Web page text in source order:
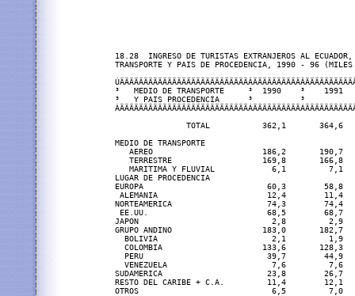
18.28  INGRESO DE TURISTAS EXTRANJEROS AL ECUADOR,
TRANSPORTE Y PAIS DE PROCEDENCIA, 1990 - 96 (MILES
³   MEDIO DE TRANSPORTE     ³  1990    ³
³   Y PAIS PROCEDENCIA      ³
TOTAL           362,1       364,6
MEDIO DE TRANSPORTE
AEREO                       186,2       190,7
TERRESTRE                   169,8       166,8
MARITIMA Y FLUVIAL            6,1         7,1
LUGAR DE PROCEDENCIA
EUROPA                          60,3
ALEMANIA                       12,4
NORTEAMERICA                    74,3
EE.UU.                         68,5        68,7
JAPON                            2,8
GRUPO ANDINO                   183,0
BOLIVIA                        2,1         1,9
COLOMBIA                     133,6       128,3
PERU                          39,7        44,9
VENEZUELA                      7,6         7,6
SUDAMERICA                      23,8
RESTO DEL CARIBE + C.A.         11,4
OTROS                            6,5         7,0